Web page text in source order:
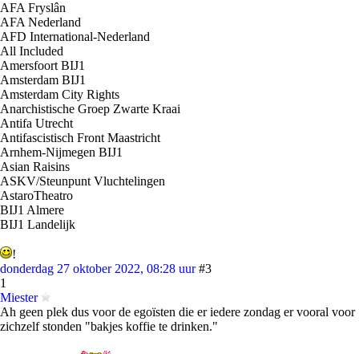
AFA Fryslân
AFA Nederland
AFD International-Nederland
All Included
Amersfoort BIJ1
Amsterdam BIJ1
Amsterdam City Rights
Anarchistische Groep Zwarte Kraai
Antifa Utrecht
Antifascistisch Front Maastricht
Arnhem-Nijmegen BIJ1
Asian Raisins
ASKV/Steunpunt Vluchtelingen
AstaroTheatro
BIJ1 Almere
BIJ1 Landelijk
!
donderdag 27 oktober 2022, 08:28 uur #3
1
Miester
Ah geen plek dus voor de egoïsten die er iedere zondag er vooral voor
zichzelf stonden "bakjes koffie te drinken."